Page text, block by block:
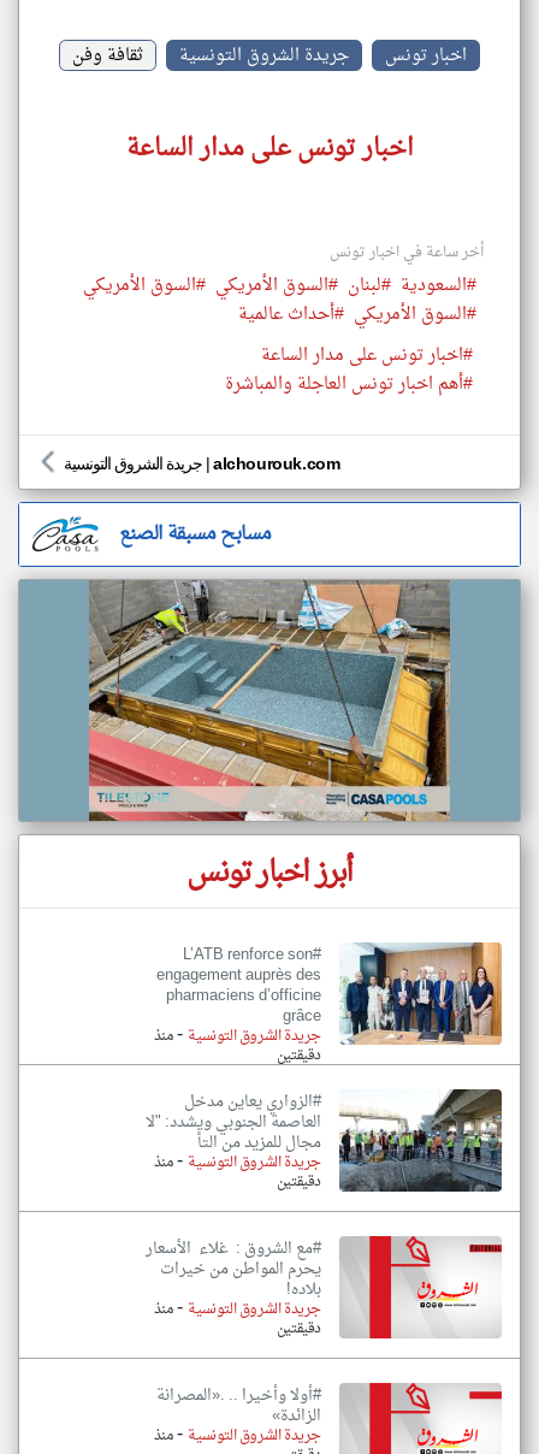
اخبار تونس جريدة الشروق التونسية ثقافة وفن
اخبار تونس على مدار الساعة
أخر ساعة في اخبار تونس
#السعودية #لبنان #السوق الأمريكي #السوق الأمريكي
#السوق الأمريكي #أحداث عالمية
#اخبار تونس على مدار الساعة
#أهم اخبار تونس العاجلة والمباشرة
جريدة الشروق التونسية |alchourouk.com
مسابح مسبقة الصنع
أبرز اخبار تونس
#L’ATB renforce son
engagement auprès des
pharmaciens d’officine
grâce
جريدة الشروق التونسية -منذ
دقيقتين
#الزواري يعاين مدخل
العاصمة الجنوبي ويشدد: "لا
مجال للمزيد من التأ
جريدة الشروق التونسية -منذ
دقيقتين
#مع الشروق : غلاء الأسعار
يحرم المواطن من خيرات
بلاده!
جريدة الشروق التونسية -منذ
دقيقتين
#أولا وأخيرا .. .«المصرانة
الزائدة»
جريدة الشروق التونسية -منذ